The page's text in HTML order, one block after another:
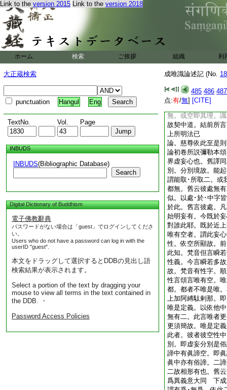
Link to the version 2015 Link to the version 2018
ホーム 検索 ご挨拶 組織 利
大正蔵検索
punctuation Hangul Eng
TextNo. Vol. Page
INBUDS
INBUDS(Bibliographic Database)
Search
Digital Dictionary of Buddhism
電子佛教辭典
パスワードがない場合は「guest」でログインしてくださ
い。
Users who do not have a password can log in with the
userID "guest".
本文をドラッグして選択するとDDBの見出し語
検索結果が表示されます。
Select a portion of the text by dragging your
mouse to view all terms in the text contained in
the DDB. ・
Password Access Policies
成唯識論述記 (No.
485 486 487
点:有/無] [CITE]
扶極成過。以他心
然。今此所成我識
所縁。非謂他心亦
體法。非是空花。
心相應。但總言
論。此等正理至應
結上所明 應深信
上來別以教･理成訖
教證上所明
論。我法非有至故
計實我法非有。眞
無。或空即其理。
故契中道。結前所
上所明法已
論。慈尊依此至是
論初卷所説彌勒本
界虚妄心也。舊譯
別。分別境故。能
謂能取･所取二。或
都無。舊云彼處無
似。以處･於･中字
於此。舊言彼處。
始明妄有。今既於
對誰此耶。既於近
唯有空者。謂此妄
性。依空所顯故。
此知。梵音但言瞬
性義。今言瞬若多
故。梵音有性字。
性言頌言唯有空。
都。都者不唯是唯
上加阿縛駄剌那。
唯是定義。以依他
無有二。此言唯者
更須簡故。唯是定
此者。彼者彼空性
別。即虚妄分別是
諦中有眞諦空。即
眞中亦有俗諦。二
二故相形有也。舊
爲異義意大同 下成